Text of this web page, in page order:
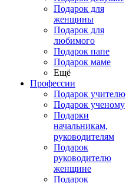
Подарок для
женщины
Подарок для
любимого
Подарок папе
Подарок маме
Ещё
Профессии
Подарок учителю
Подарок ученому
Подарки
начальникам,
руководителям
Подарок
руководителю
женщине
Подарок